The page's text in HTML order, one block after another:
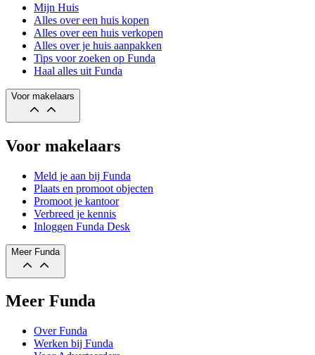
Mijn Huis
Alles over een huis kopen
Alles over een huis verkopen
Alles over je huis aanpakken
Tips voor zoeken op Funda
Haal alles uit Funda
Voor makelaars
Voor makelaars
Meld je aan bij Funda
Plaats en promoot objecten
Promoot je kantoor
Verbreed je kennis
Inloggen Funda Desk
Meer Funda
Meer Funda
Over Funda
Werken bij Funda